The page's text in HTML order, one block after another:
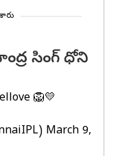
సింగ్ ధోని
🦁💛
March 9,